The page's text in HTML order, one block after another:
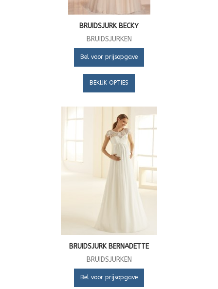
BRUIDSJURK BECKY
BRUIDSJURKEN
Bel voor prijsopgave
BEKIJK OPTIES
BRUIDSJURK BERNADETTE
BRUIDSJURKEN
Bel voor prijsopgave